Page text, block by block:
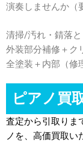
演奏しませんか（
清掃/汚れ・錆落
外装部分補修＋ク
全塗装＋内部（修
ピアノ買
査定から引取りま
ノを、高価買取い